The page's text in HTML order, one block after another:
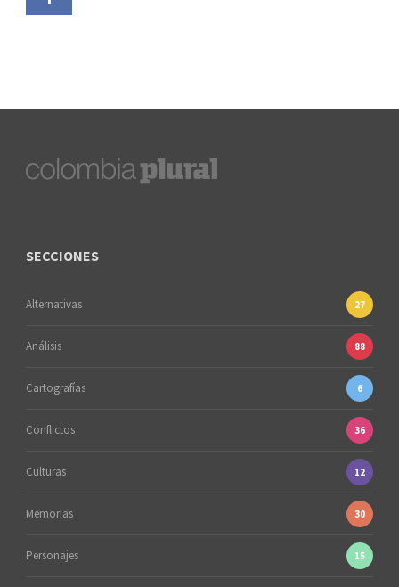
SECCIONES
Alternativas 27
Análisis 88
Cartografías 6
Conflictos 36
Culturas 12
Memorias 30
Personajes 15